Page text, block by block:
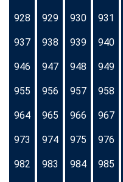
928 929 930 931
937 938 939 940
946 947 948 949
955 956 957 958
964 965 966 967
973 974 975 976
982 983 984 985